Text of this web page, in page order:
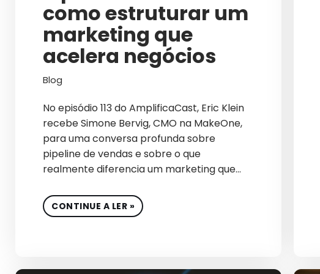
como estruturar um
marketing que
acelera negócios
Blog
No episódio 113 do AmplificaCast, Eric Klein
recebe Simone Bervig, CMO na MakeOne,
para uma conversa profunda sobre
pipeline de vendas e sobre o que
realmente diferencia um marketing que…
CONTINUE A LER »